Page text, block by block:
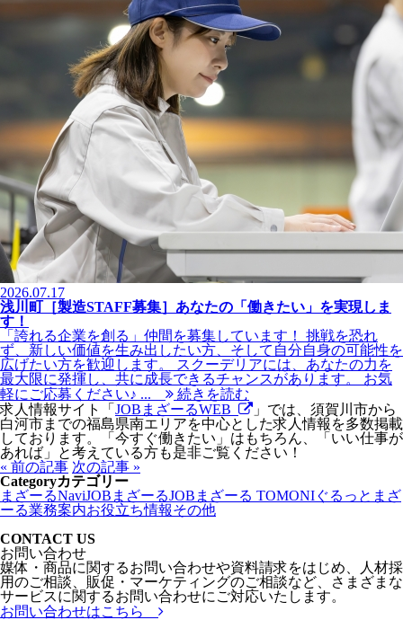
2026.07.17
浅川町［製造STAFF募集］あなたの「働きたい」を実現しま
す！
「誇れる企業を創る」仲間を募集しています！ 挑戦を恐れ
ず、新しい価値を生み出したい方、そして自分自身の可能性を
広げたい方を歓迎します。 スクーデリアには、あなたの力を
最大限に発揮し、共に成長できるチャンスがあります。 お気
軽にご応募ください♪ ...
続きを読む
求人情報サイト「 JOBまざーるWEB
」では、須賀川市から
白河市までの福島県南エリアを中心とした求人情報を多数掲載
しております。「今すぐ働きたい」はもちろん、「いい仕事が
あれば」と考えている方も是非ご覧ください！
« 前の記事 次の記事 »
Categoryカテゴリー
まざーるNaviJOBまざーるJOBまざーる TOMONIぐるっとまざ
ーる業務案内お役立ち情報その他
CONTACT US
お問い合わせ
媒体・商品に関するお問い合わせや資料請求をはじめ、人材採
用のご相談、販促・マーケティングのご相談など、さまざまな
サービスに関するお問い合わせにご対応いたします。
お問い合わせはこちら